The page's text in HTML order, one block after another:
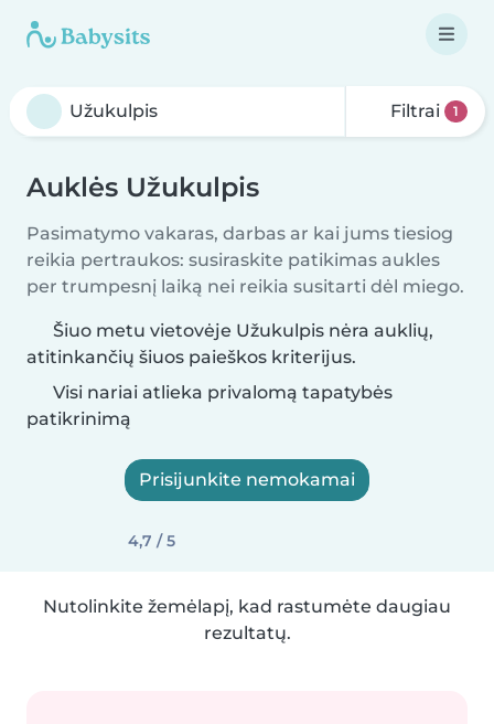
Filtrai 1
Auklės Užukulpis
Pasimatymo vakaras, darbas ar kai jums tiesiog
reikia pertraukos: susiraskite patikimas aukles
per trumpesnį laiką nei reikia susitarti dėl miego.
Šiuo metu vietovėje Užukulpis nėra auklių,
atitinkančių šiuos paieškos kriterijus.
Visi nariai atlieka privalomą tapatybės
patikrinimą
Prisijunkite nemokamai
4,7 / 5
Nutolinkite žemėlapį, kad rastumėte daugiau
rezultatų.